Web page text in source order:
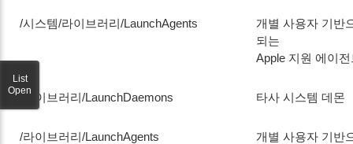
/시스템/라이브러리/LaunchAgents
개별 사용자 기반
되는
Apple 지원 에이
/라이브러리/LaunchDaemons 타사 시스템 데몬
/라이브러리/LaunchAgents
개별 사용자 기반
List
Open